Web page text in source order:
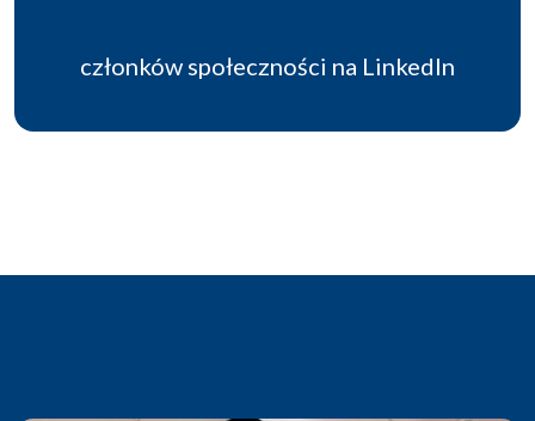
członków społeczności na LinkedIn